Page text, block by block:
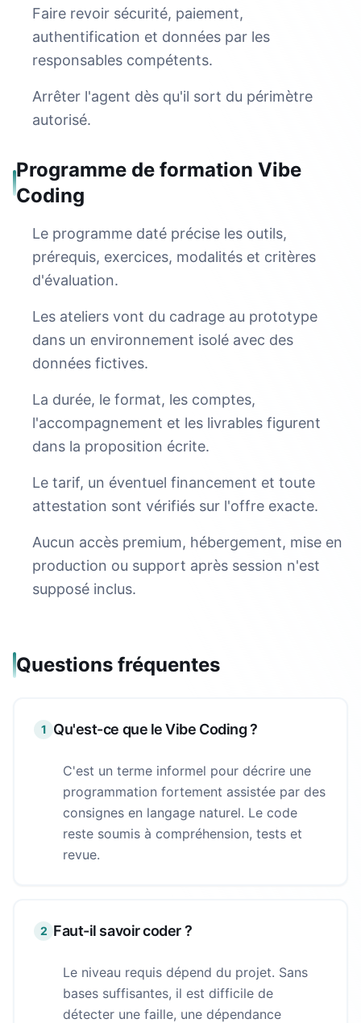
Faire revoir sécurité, paiement,
authentification et données par les
responsables compétents.
Arrêter l'agent dès qu'il sort du périmètre
autorisé.
Programme de formation Vibe
Coding
Le programme daté précise les outils,
prérequis, exercices, modalités et critères
d'évaluation.
Les ateliers vont du cadrage au prototype
dans un environnement isolé avec des
données fictives.
La durée, le format, les comptes,
l'accompagnement et les livrables figurent
dans la proposition écrite.
Le tarif, un éventuel financement et toute
attestation sont vérifiés sur l'offre exacte.
Aucun accès premium, hébergement, mise en
production ou support après session n'est
supposé inclus.
Questions fréquentes
1 Qu'est-ce que le Vibe Coding ?
C'est un terme informel pour décrire une
programmation fortement assistée par des
consignes en langage naturel. Le code
reste soumis à compréhension, tests et
revue.
2 Faut-il savoir coder ?
Le niveau requis dépend du projet. Sans
bases suffisantes, il est difficile de
détecter une faille, une dépendance